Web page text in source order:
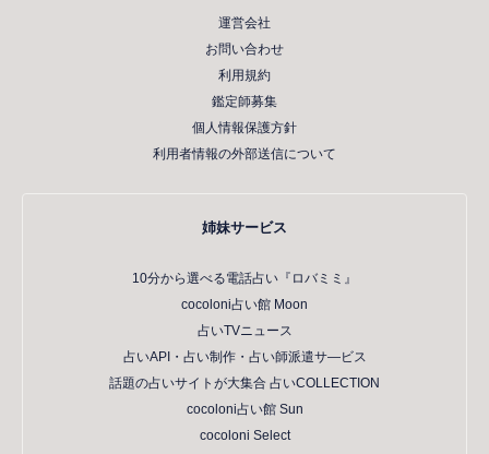
運営会社
お問い合わせ
利用規約
鑑定師募集
個人情報保護方針
利用者情報の外部送信について
姉妹サービス
10分から選べる電話占い『ロバミミ』
cocoloni占い館 Moon
占いTVニュース
占いAPI・占い制作・占い師派遣サ―ビス
話題の占いサイトが大集合 占いCOLLECTION
cocoloni占い館 Sun
cocoloni Select